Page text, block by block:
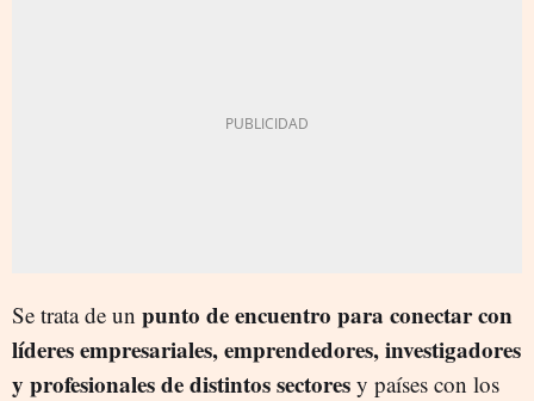
Se trata de un punto de encuentro para conectar con
líderes empresariales, emprendedores, investigadores
y profesionales de distintos sectores y países con los